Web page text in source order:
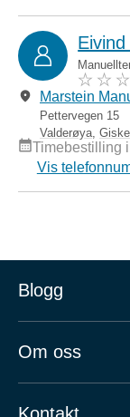
Marstein
Pettervegen 15
Valderøya, Giske
Timebestilling
Vis
Blogg
Om oss